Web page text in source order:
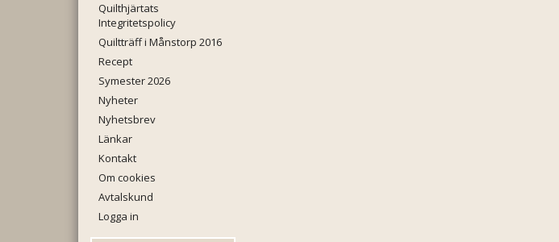
Quilthjärtats
Integritetspolicy
Quiltträff i Månstorp 2016
Recept
Symester 2026
Nyheter
Nyhetsbrev
Länkar
Kontakt
Om cookies
Avtalskund
Logga in